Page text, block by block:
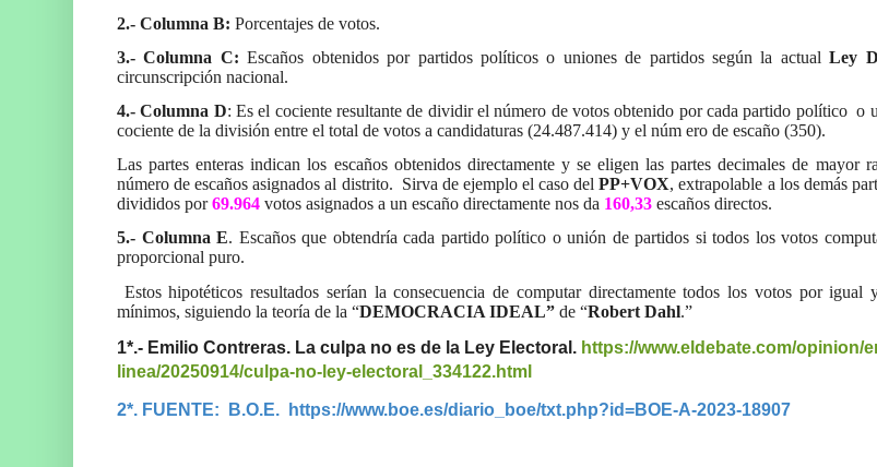
2.- Columna B: Porcentajes de votos.
3.- Columna C: Escaños obtenidos por partidos políticos o uniones de partidos según la actualLey
circunscripción nacional.
4.- Columna D: Es el cociente resultante de dividir el número de votos obtenido por cada partido político o
cociente de la división entre el total de votos a candidaturas (24.487.414) y el núm ero de escaño (350).
Las partes enteras indican los escaños obtenidos directamente y se eligen las partes decimales de mayor
número de escaños asignados al distrito. Sirva de ejemplo el caso delPP+VOX, extrapolable a los demás
divididos por69.964 votos asignados a un escaño directamente nos da 160,33 escaños directos.
5.- Columna E. Escaños que obtendría cada partido político o unión de partidos si todos los votos
proporcional puro.
Estoshipotéticos resultados serían la consecuencia de computar directamente todos los votos por
mínimos, siguiendo la teoría de la “DEMOCRACIA IDEAL” de “Robert Dahl.”
1*.- Emilio Contreras. La culpa no es de la Ley Electoral. https://www.eldebate.com/opinion/
linea/20250914/culpa-no-ley-electoral_334122.html
2*. FUENTE: B.O.E. https://www.boe.es/diario_boe/txt.php?id=BOE-A-2023-18907